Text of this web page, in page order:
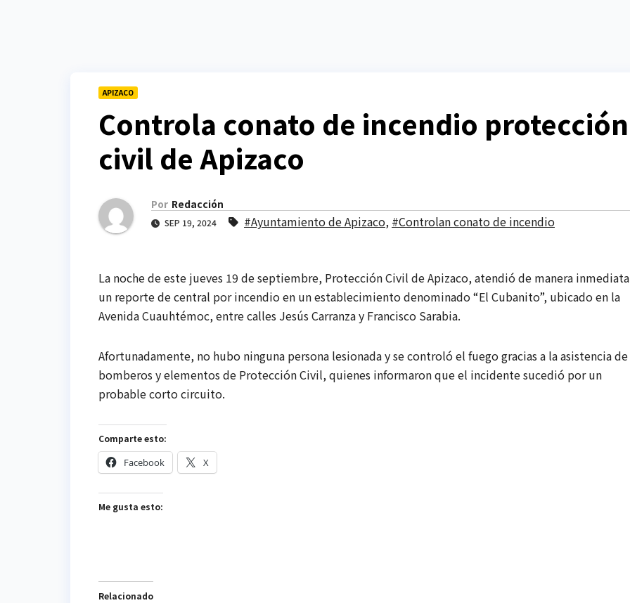
APIZACO
Controla conato de incendio protección
civil de Apizaco
Por Redacción
SEP 19, 2024 #Ayuntamiento de Apizaco, #Controlan conato de incendio
La noche de este jueves 19 de septiembre, Protección Civil de Apizaco, atendió de manera inmediata
un reporte de central por incendio en un establecimiento denominado “El Cubanito”, ubicado en la
Avenida Cuauhtémoc, entre calles Jesús Carranza y Francisco Sarabia.
Afortunadamente, no hubo ninguna persona lesionada y se controló el fuego gracias a la asistencia de
bomberos y elementos de Protección Civil, quienes informaron que el incidente sucedió por un
probable corto circuito.
Comparte esto:
Facebook X
Me gusta esto:
Relacionado
PAN
propone
ISR al
REDACCIÓN